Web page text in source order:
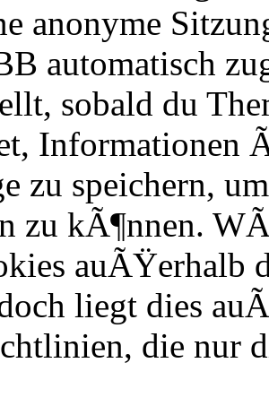
anonyme
automatisch
sobald du
Informationen
zu speichern,
zu kÃ¶nnen.
auÃŸerhalb
liegt dies
die nur